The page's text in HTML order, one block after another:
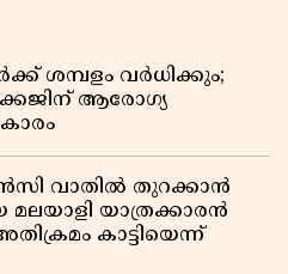
ശമ്പളം വർധിക്കും;
ആരോഗ്യ
വാതിൽ തുറക്കാൻ
മലയാളി യാത്രക്കാരൻ
കാട്ടിയെന്ന്